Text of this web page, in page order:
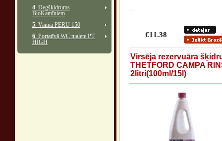
4. Degšķidrums
BioKamīniem
5. Vanna PERU 150
6. Portatīvā WC tualete PT
HIGH
€11.38
Virsēja rezervuāra
THETFORD CAMPA
2litri(100ml/15l)